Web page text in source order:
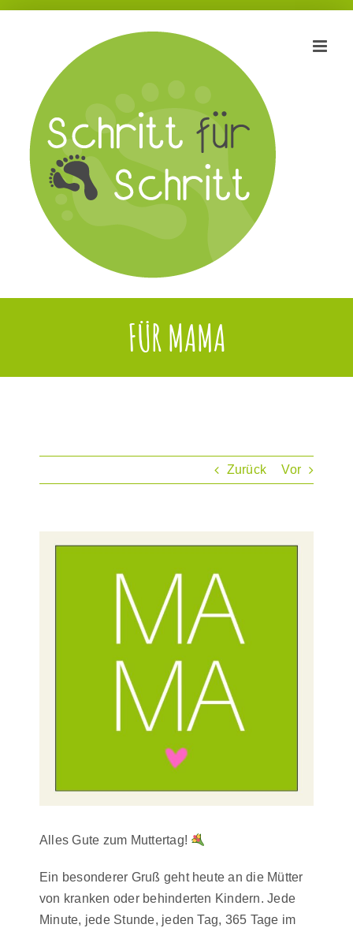
FÜR MAMA
Zurück Vor
Zeige
Alles Gute zum Muttertag!
Ein besonderer Gruß geht heute an die Mütter
von kranken oder behinderten Kindern. Jede
Minute, jede Stunde, jeden Tag, 365 Tage im